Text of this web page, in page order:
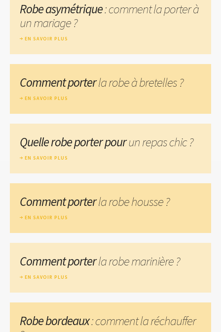
Robe asymétrique: comment la porter à
un mariage ?
EN SAVOIR PLUS
Comment porterla robe à bretelles ?
EN SAVOIR PLUS
Quelle robe porter pourun repas chic ?
EN SAVOIR PLUS
Comment porterla robe housse ?
EN SAVOIR PLUS
Comment porterla robe marinière ?
EN SAVOIR PLUS
Robe bordeaux: comment la réchauffer